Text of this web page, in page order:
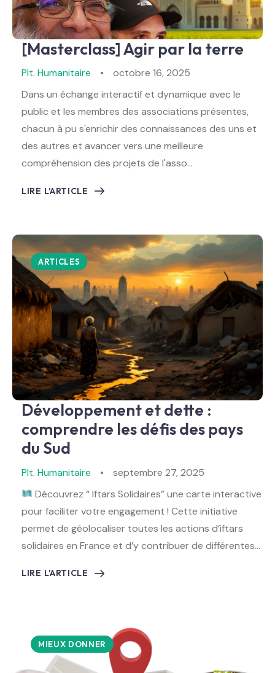
[Masterclass] Agir par la terre
Plt. Humanitaire
octobre 16, 2025
Dans un échange interactif et dynamique avec le
public et les membres des associations présentes,
chacun à pu s'enrichir des connaissances des uns et
des autres et avancer vers une meilleure
compréhension des projets de l'asso…
LIRE L'ARTICLE
ARTICLES
Développement et dette :
comprendre les défis des pays
du Sud
Plt. Humanitaire
septembre 27, 2025
Découvrez “ Iftars Solidaires” une carte interactive
pour faciliter votre engagement ! Cette initiative
permet de géolocaliser toutes les actions d’iftars
solidaires en France et d’y contribuer de différentes…
LIRE L'ARTICLE
MIEUX DONNER